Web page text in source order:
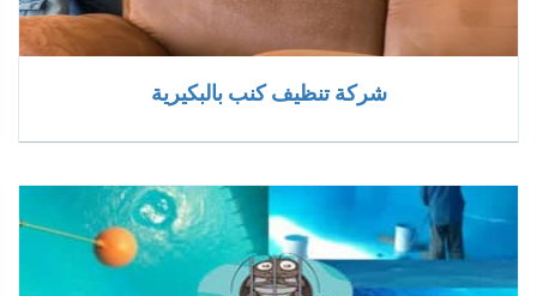
شركة تنظيف كنب بالبكيرية